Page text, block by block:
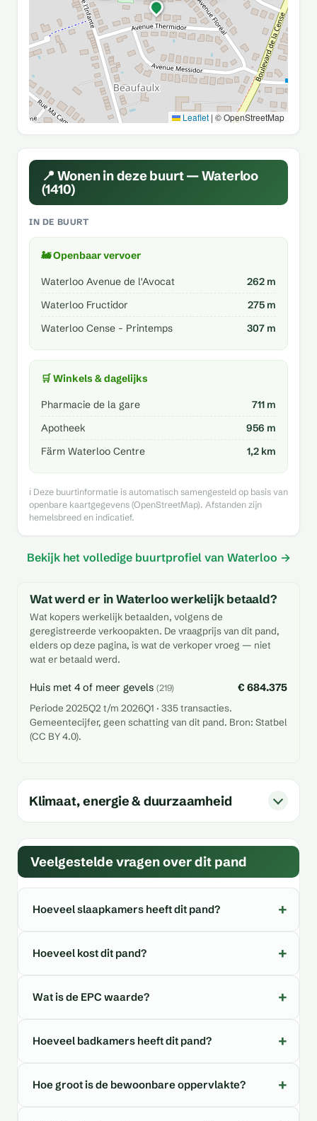
Leaflet | © OpenStreetMap
📍 Wonen in deze buurt — Waterloo
(1410)
IN DE BUURT
🚂 Openbaar vervoer
Waterloo Avenue de l'Avocat
262 m
Waterloo Fructidor
275 m
Waterloo Cense - Printemps
307 m
🛒 Winkels & dagelijks
Pharmacie de la gare
711 m
Apotheek
956 m
Färm Waterloo Centre
1,2 km
ℹ️ Deze buurtinformatie is automatisch samengesteld op basis van
openbare kaartgegevens (OpenStreetMap). Afstanden zijn
hemelsbreed en indicatief.
Bekijk het volledige buurtprofiel van Waterloo →
Wat werd er in Waterloo werkelijk betaald?
Wat kopers werkelijk betaalden, volgens de
geregistreerde verkoopakten. De vraagprijs van dit pand,
elders op deze pagina, is wat de verkoper vroeg — niet
wat er betaald werd.
Huis met 4 of meer gevels (219) € 684.375
Periode 2025Q2 t/m 2026Q1 · 335 transacties.
Gemeentecijfer, geen schatting van dit pand. Bron: Statbel
(CC BY 4.0).
Klimaat, energie & duurzaamheid
Veelgestelde vragen over dit pand
Hoeveel slaapkamers heeft dit pand?
Hoeveel kost dit pand?
Wat is de EPC waarde?
Hoeveel badkamers heeft dit pand?
Hoe groot is de bewoonbare oppervlakte?